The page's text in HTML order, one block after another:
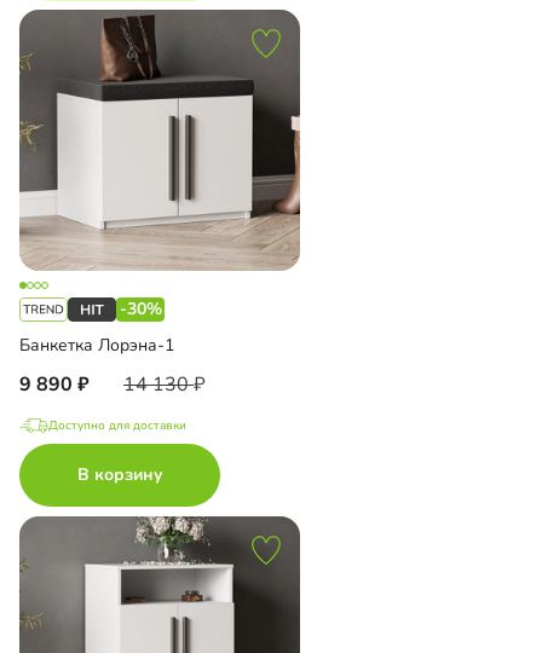
-30%
Банкетка Лорэна-1
9 890 14 130
Доступно для доставки
В корзину